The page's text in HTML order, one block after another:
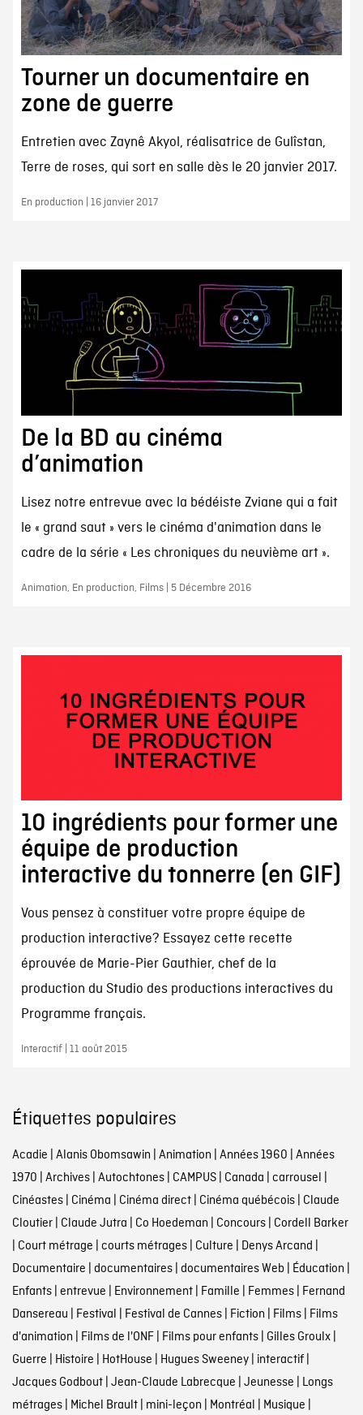
Tourner un documentaire en
zone de guerre
Entretien avec Zaynê Akyol, réalisatrice de Gulîstan,
Terre de roses, qui sort en salle dès le 20 janvier 2017.
En production | 16 janvier 2017
De la BD au cinéma
d’animation
Lisez notre entrevue avec la bédéiste Zviane qui a fait
le « grand saut » vers le cinéma d'animation dans le
cadre de la série « Les chroniques du neuvième art ».
Animation, En production, Films | 5 Décembre 2016
10 ingrédients pour former une
équipe de production
interactive du tonnerre (en GIF)
Vous pensez à constituer votre propre équipe de
production interactive? Essayez cette recette
éprouvée de Marie-Pier Gauthier, chef de la
production du Studio des productions interactives du
Programme français.
Interactif | 11 août 2015
Étiquettes populaires
Acadie | Alanis Obomsawin | Animation | Années 1960 | Années
1970 | Archives| Autochtones| CAMPUS| Canada | carrousel |
Cinéastes| Cinéma | Cinéma direct| Cinéma québécois| Claude
Cloutier| Claude Jutra | Co Hoedeman | Concours| Cordell Barker
| Court métrage | courts métrages| Culture | Denys Arcand |
Documentaire | documentaires| documentaires Web | Éducation |
Enfants| entrevue | Environnement| Famille | Femmes| Fernand
Dansereau | Festival | Festival de Cannes| Fiction | Films| Films
d'animation | Films de l'ONF| Films pour enfants| Gilles Groulx|
Guerre | Histoire | HotHouse | Hugues Sweeney| interactif|
Jacques Godbout| Jean-Claude Labrecque | Jeunesse | Longs
métrages| Michel Brault| mini-leçon | Montréal | Musique |